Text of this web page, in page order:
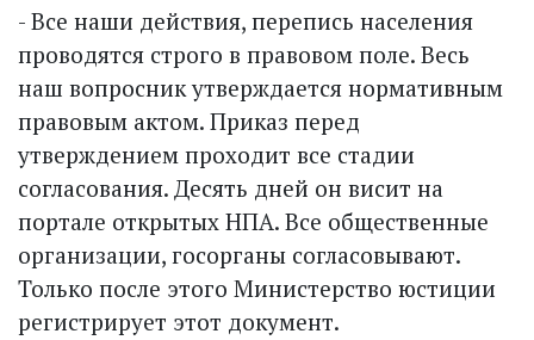
- Все наши действия, перепись населения
проводятся строго в правовом поле. Весь
наш вопрос­ник утверждается нормативным
правовым актом. Приказ перед
утверждением проходит все стадии
согласования. Десять дней он висит на
портале открытых НПА. Все общественные
организации, госорганы согласовывают.
Только после этого Министерство юстиции
регистрирует этот документ.